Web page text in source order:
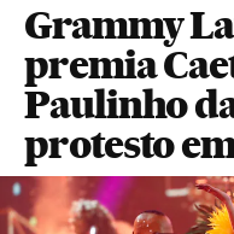
Grammy
premia
Paulinho
protesto